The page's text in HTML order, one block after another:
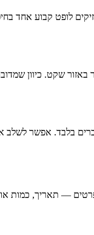
לופט קבוע
שקט. כיוון
בלבד. אפשר
— תאריך, כמות